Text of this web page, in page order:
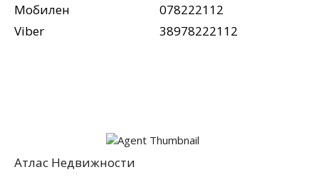
Мобилен
078222112
Viber
38978222112
Атлас Недвижности